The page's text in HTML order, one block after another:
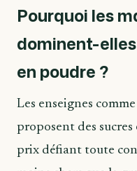
Pourquoi les
dominent-
en poudre ?
Les enseignes
proposent des sucres
prix défiant toute